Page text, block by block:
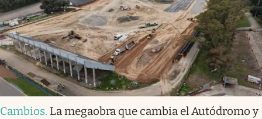
Cambios. La megaobra que cambia el Autódromo y